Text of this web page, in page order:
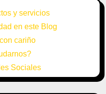
y servicios
en este Blog
cariño
Sociales